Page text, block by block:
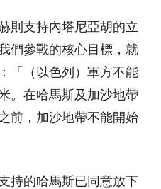
則支持內塔尼亞胡的立
們參戰的核心目標，就
「（以色列）軍方不能
。在哈馬斯及加沙地帶
前，加沙地帶不能開始
持的哈馬斯已同意放下